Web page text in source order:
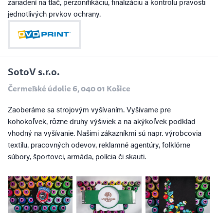
zariadení na tlač, perzonifikáciu, finalizáciu a kontrolu pravosti
jednotlivých prvkov ochrany.
SotoV s.r.o.
Čermeľské údolie 6, 040 01 Košice
Zaoberáme sa strojovým vyšívaním. Vyšívame pre
kohokoľvek, rôzne druhy výšiviek a na akýkoľvek podklad
vhodný na vyšívanie. Našimi zákazníkmi sú napr. výrobcovia
textilu, pracovných odevov, reklamné agentúry, folklórne
súbory, športovci, armáda, polícia či skauti.